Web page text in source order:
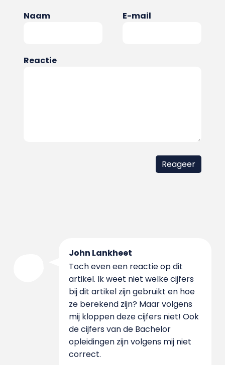
Naam E-mail
Reactie
John Lankheet
Toch even een reactie op dit
artikel. Ik weet niet welke cijfers
bij dit artikel zijn gebruikt en hoe
ze berekend zijn? Maar volgens
mij kloppen deze cijfers niet! Ook
de cijfers van de Bachelor
opleidingen zijn volgens mij niet
correct.